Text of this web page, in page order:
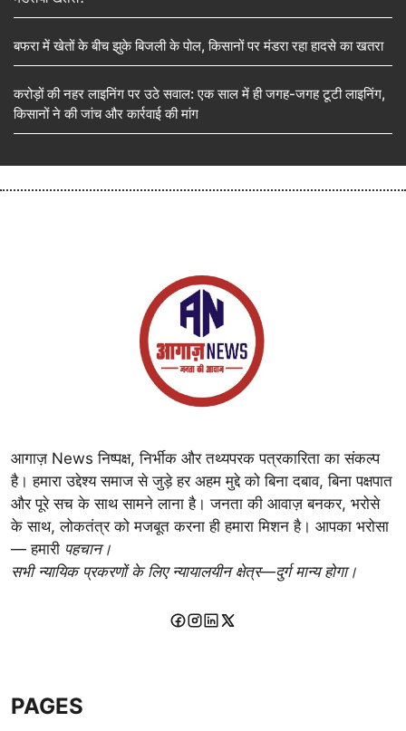
बफरा में खेतों के बीच झुके बिजली के पोल, किसानों पर मंडरा रहा हादसे का खतरा
करोड़ों की नहर लाइनिंग पर उठे सवाल: एक साल में ही जगह-जगह टूटी लाइनिंग,
किसानों ने की जांच और कार्रवाई की मांग
आगाज़ News निष्पक्ष, निर्भीक और तथ्यपरक पत्रकारिता का संकल्प
है। हमारा उद्देश्य समाज से जुड़े हर अहम मुद्दे को बिना दबाव, बिना पक्षपात
और पूरे सच के साथ सामने लाना है। जनता की आवाज़ बनकर, भरोसे
के साथ, लोकतंत्र को मजबूत करना ही हमारा मिशन है। आपका भरोसा
— हमारी पहचान।
सभी न्यायिक प्रकरणों के लिए न्यायालयीन क्षेत्र—दुर्ग मान्य होगा।
PAGES